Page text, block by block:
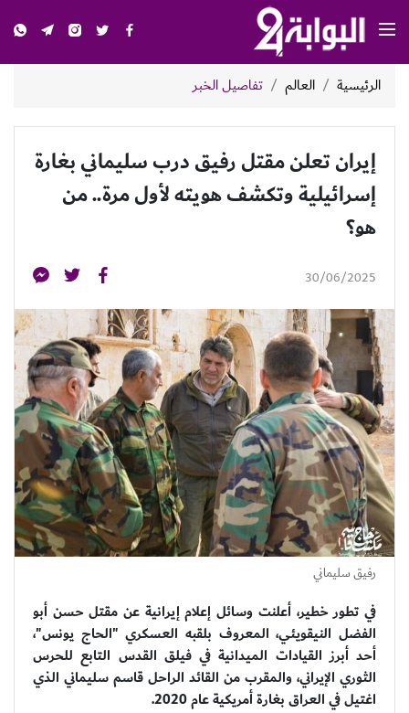
الرئيسية العالم تفاصيل الخبر
إيران تعلن مقتل رفيق درب سليماني بغارة
إسرائيلية وتكشف هويته لأول مرة.. من
هو؟
30/06/2025
رفيق سليماني
في تطور خطير، أعلنت وسائل إعلام إيرانية عن مقتل حسن أبو
الفضل النيقويئي، المعروف بلقبه العسكري "الحاج يونس"،
أحد أبرز القيادات الميدانية في فيلق القدس التابع للحرس
الثوري الإيراني، والمقرب من القائد الراحل قاسم سليماني الذي
اغتيل في العراق بغارة أمريكية عام 2020.